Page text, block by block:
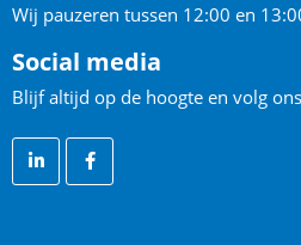
Wij pauzeren tussen 12:00 en
Social media
Blijf altijd op de hoogte en volg